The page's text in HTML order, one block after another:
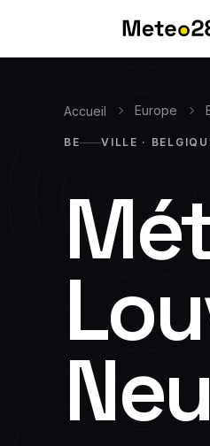
Accueil Europe
BE VILLE ·